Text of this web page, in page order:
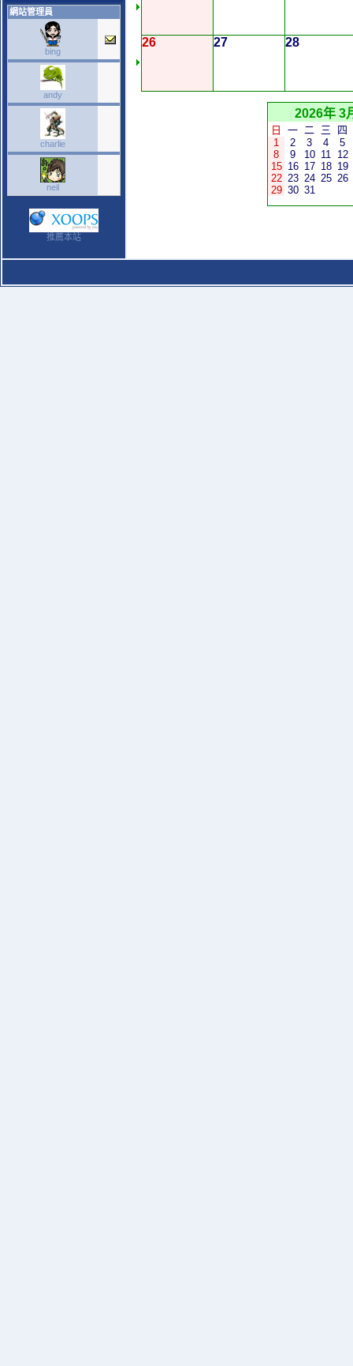
網站管理員
bing
andy
charlie
neil
推薦本站
26 27 28
2026年 3
日 一 二 三
四
1
2 3 4
5
8
9 10 11 12
15 16 17 18 19
22 23 24 25 26
29 30 31